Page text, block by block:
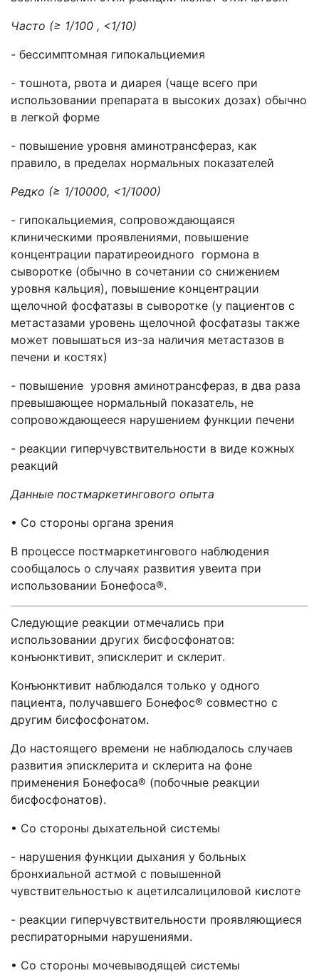
Часто (≥ 1/100 , <1/10)
- бессимптомная гипокальциемия
- тошнота, рвота и диарея (чаще всего при
использовании препарата в высоких дозах) обычно
в легкой форме
- повышение уровня аминотрансфераз, как
правило, в пределах нормальных показателей
Редко (≥ 1/10000, <1/1000)
- гипокальциемия, сопровождающаяся
клиническими проявлениями, повышение
концентрации паратиреоидного гормона в
сыворотке (обычно в сочетании со снижением
уровня кальция), повышение концентрации
щелочной фосфатазы в сыворотке (у пациентов с
метастазами уровень щелочной фосфатазы также
может повышаться из-за наличия метастазов в
печени и костях)
- повышение уровня аминотрансфераз, в два раза
превышающее нормальный показатель, не
сопровождающееся нарушением функции печени
- реакции гиперчувствительности в виде кожных
реакций
Данные постмаркетингового опыта
• Со стороны органа зрения
В процессе постмаркетингового наблюдения
сообщалось о случаях развития увеита при
использовании Бонефоса®.
Следующие реакции отмечались при
использовании других бисфосфонатов:
конъюнктивит, эписклерит и склерит.
Конъюнктивит наблюдался только у одного
пациента, получавшего Бонефос® совместно с
другим бисфосфонатом.
До настоящего времени не наблюдалось случаев
развития эписклерита и склерита на фоне
применения Бонефоса® (побочные реакции
бисфосфонатов).
• Со стороны дыхательной системы
- нарушения функции дыхания у больных
бронхиальной астмой с повышенной
чувствительностью к ацетилсалициловой кислоте
- реакции гиперчувствительности проявляющиеся
респираторными нарушениями.
• Со стороны мочевыводящей системы